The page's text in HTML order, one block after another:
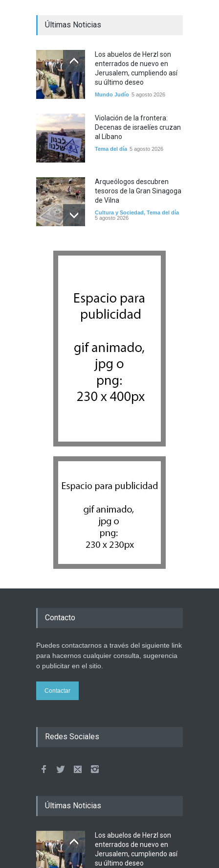
Últimas Noticias
Los abuelos de Herzl son
enterrados de nuevo en
Jerusalem, cumpliendo así
su último deseo
Mundo Judío 5 agosto 2026
Violación de la frontera:
Decenas de israelíes cruzan
al Líbano
Tema del día 5 agosto 2026
Arqueólogos descubren
tesoros de la Gran Sinagoga
de Vilna
Cultura y Sociedad, Tema del día
5 agosto 2026
más avanzado y caro jamás
Israel y Medio Oriente
día
5 agosto 2026
bajas"; la MDA insta al
Ciencia y Salud
5 agosto 2026
Contacto
Puedes contactarnos a través del siguiente link
para hacernos cualquier consulta, sugerencia
o publicitar en el sitio.
Contactar
Redes Sociales
Últimas Noticias
Los abuelos de Herzl son
enterrados de nuevo en
Jerusalem, cumpliendo así
su último deseo